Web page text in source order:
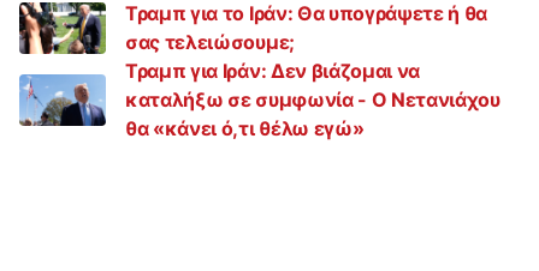
Τραμπ για το Ιράν: Θα υπογράψετε ή θα
σας τελειώσουμε;
Τραμπ για Ιράν: Δεν βιάζομαι να
καταλήξω σε συμφωνία - Ο Νετανιάχου
θα «κάνει ό,τι θέλω εγώ»